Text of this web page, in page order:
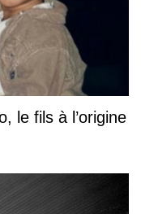
le fils à l’origine